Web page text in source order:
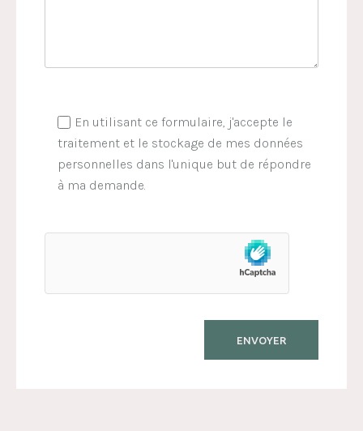
En utilisant ce formulaire, j'accepte le
traitement et le stockage de mes données
personnelles dans l'unique but de répondre
à ma demande.